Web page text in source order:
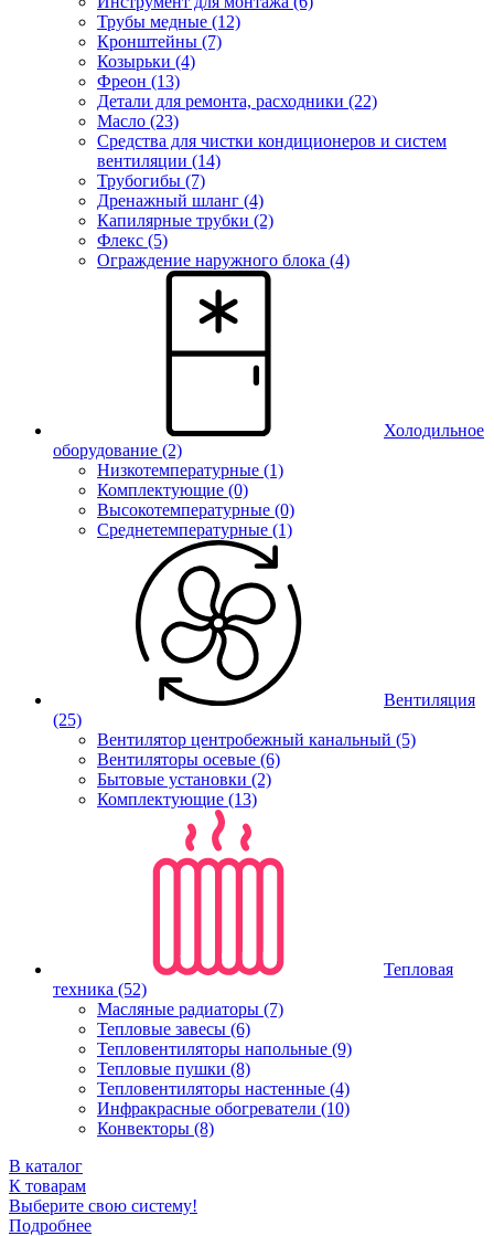
Трубы медные (12)
Кронштейны (7)
Козырьки (4)
Фреон (13)
Детали для ремонта, расходники (22)
Масло (23)
Средства для чистки кондиционеров и систем
вентиляции (14)
Трубогибы (7)
Дренажный шланг (4)
Капилярные трубки (2)
Флекс (5)
Ограждение наружного блока (4)
Холодильное
оборудование (2)
Низкотемпературные (1)
Комплектующие (0)
Высокотемпературные (0)
Среднетемпературные (1)
Вентиляция
(25)
Вентилятор центробежный канальный (5)
Вентиляторы осевые (6)
Бытовые установки (2)
Комплектующие (13)
Тепловая
техника (52)
Масляные радиаторы (7)
Тепловые завесы (6)
Тепловентиляторы напольные (9)
Тепловые пушки (8)
Тепловентиляторы настенные (4)
Инфракрасные обогреватели (10)
Конвекторы (8)
В каталог
К товарам
Выберите свою систему!
Подробнее